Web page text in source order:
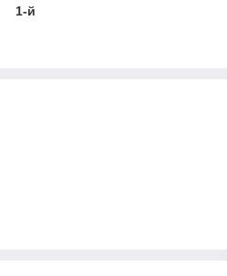
1-й